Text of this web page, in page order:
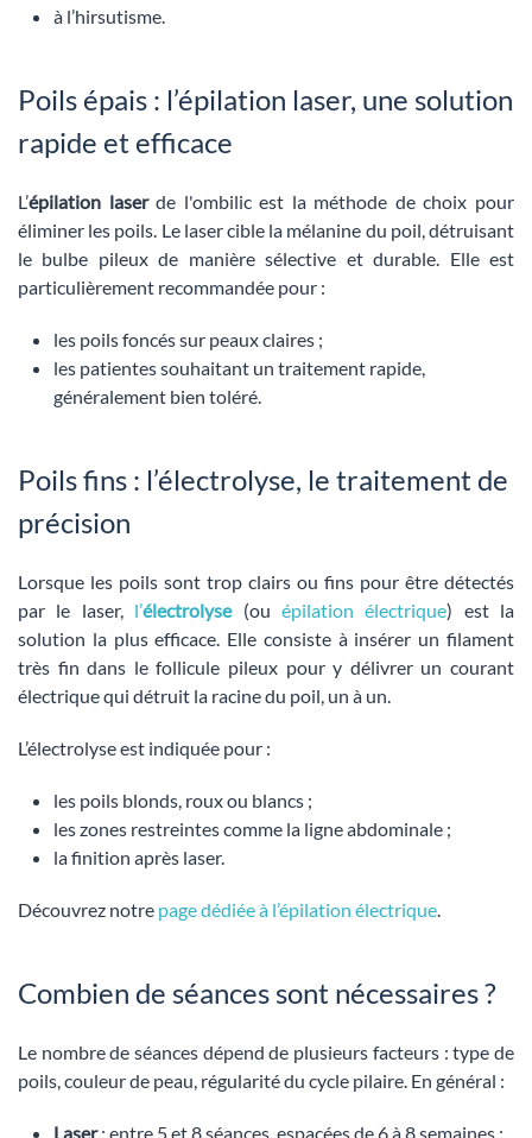
à l’hirsutisme.
Poils épais : l’épilation laser, une solution
rapide et efficace
L’épilation laserde l'ombilic est la méthode de choix pour
éliminer les poils. Le laser cible la mélanine du poil, détruisant
le bulbe pileux de manière sélective et durable. Elle est
particulièrement recommandée pour :
les poils foncés sur peaux claires ;
les patientes souhaitant un traitement rapide,
généralement bien toléré.
Poils fins : l’électrolyse, le traitement de
précision
Lorsque les poils sont trop clairs ou fins pour être détectés
par le laser, l’électrolyse(ou épilation électrique) est la
solution la plus efficace. Elle consiste à insérer un filament
très fin dans le follicule pileux pour y délivrer un courant
électrique qui détruit la racine du poil, un à un.
L’électrolyse est indiquée pour :
les poils blonds, roux ou blancs ;
les zones restreintes comme la ligne abdominale ;
la finition après laser.
Découvrez notre page dédiée à l’épilation électrique.
Combien de séances sont nécessaires ?
Le nombre de séances dépend de plusieurs facteurs : type de
poils, couleur de peau, régularité du cycle pilaire. En général :
Laser: entre 5 et 8 séances, espacées de 6 à 8 semaines ;